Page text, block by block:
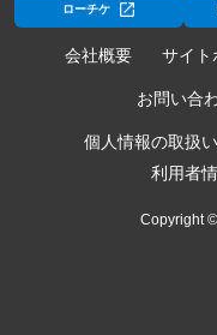
ローチケ
会社概要 サイト
お問い合
個人情報の取扱
利用者
Copyright